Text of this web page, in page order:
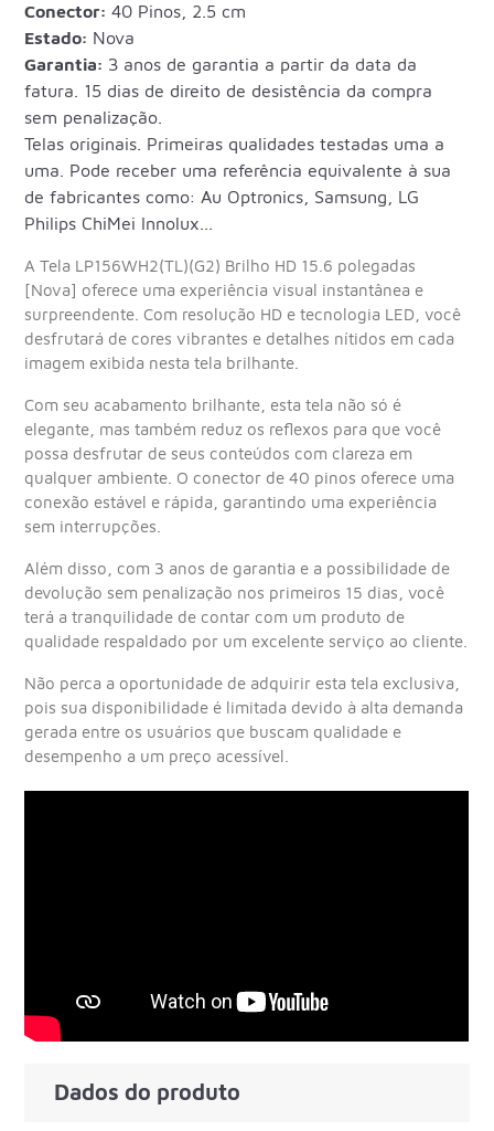
Conector: 40 Pinos, 2.5 cm
Estado: Nova
Garantia: 3 anos de garantia a partir da data da
fatura. 15 dias de direito de desistência da compra
sem penalização.
Telas originais. Primeiras qualidades testadas uma a
uma. Pode receber uma referência equivalente à sua
de fabricantes como: Au Optronics, Samsung, LG
Philips ChiMei Innolux...
A Tela LP156WH2(TL)(G2) Brilho HD 15.6 polegadas
[Nova] oferece uma experiência visual instantânea e
surpreendente. Com resolução HD e tecnologia LED, você
desfrutará de cores vibrantes e detalhes nítidos em cada
imagem exibida nesta tela brilhante.
Com seu acabamento brilhante, esta tela não só é
elegante, mas também reduz os reflexos para que você
possa desfrutar de seus conteúdos com clareza em
qualquer ambiente. O conector de 40 pinos oferece uma
conexão estável e rápida, garantindo uma experiência
sem interrupções.
Além disso, com 3 anos de garantia e a possibilidade de
devolução sem penalização nos primeiros 15 dias, você
terá a tranquilidade de contar com um produto de
qualidade respaldado por um excelente serviço ao cliente.
Não perca a oportunidade de adquirir esta tela exclusiva,
pois sua disponibilidade é limitada devido à alta demanda
gerada entre os usuários que buscam qualidade e
desempenho a um preço acessível.
Dados do produto